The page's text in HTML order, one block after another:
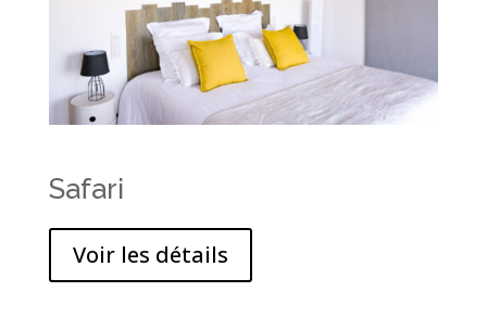
Safari
Voir les détails